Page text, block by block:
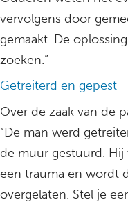
vervolgens door
gemaakt. De
zoeken.”
Getreiterd en gepest
Over de zaak van de
“De man werd
de muur gestuurd.
een trauma en wordt
overgelaten. Stel je